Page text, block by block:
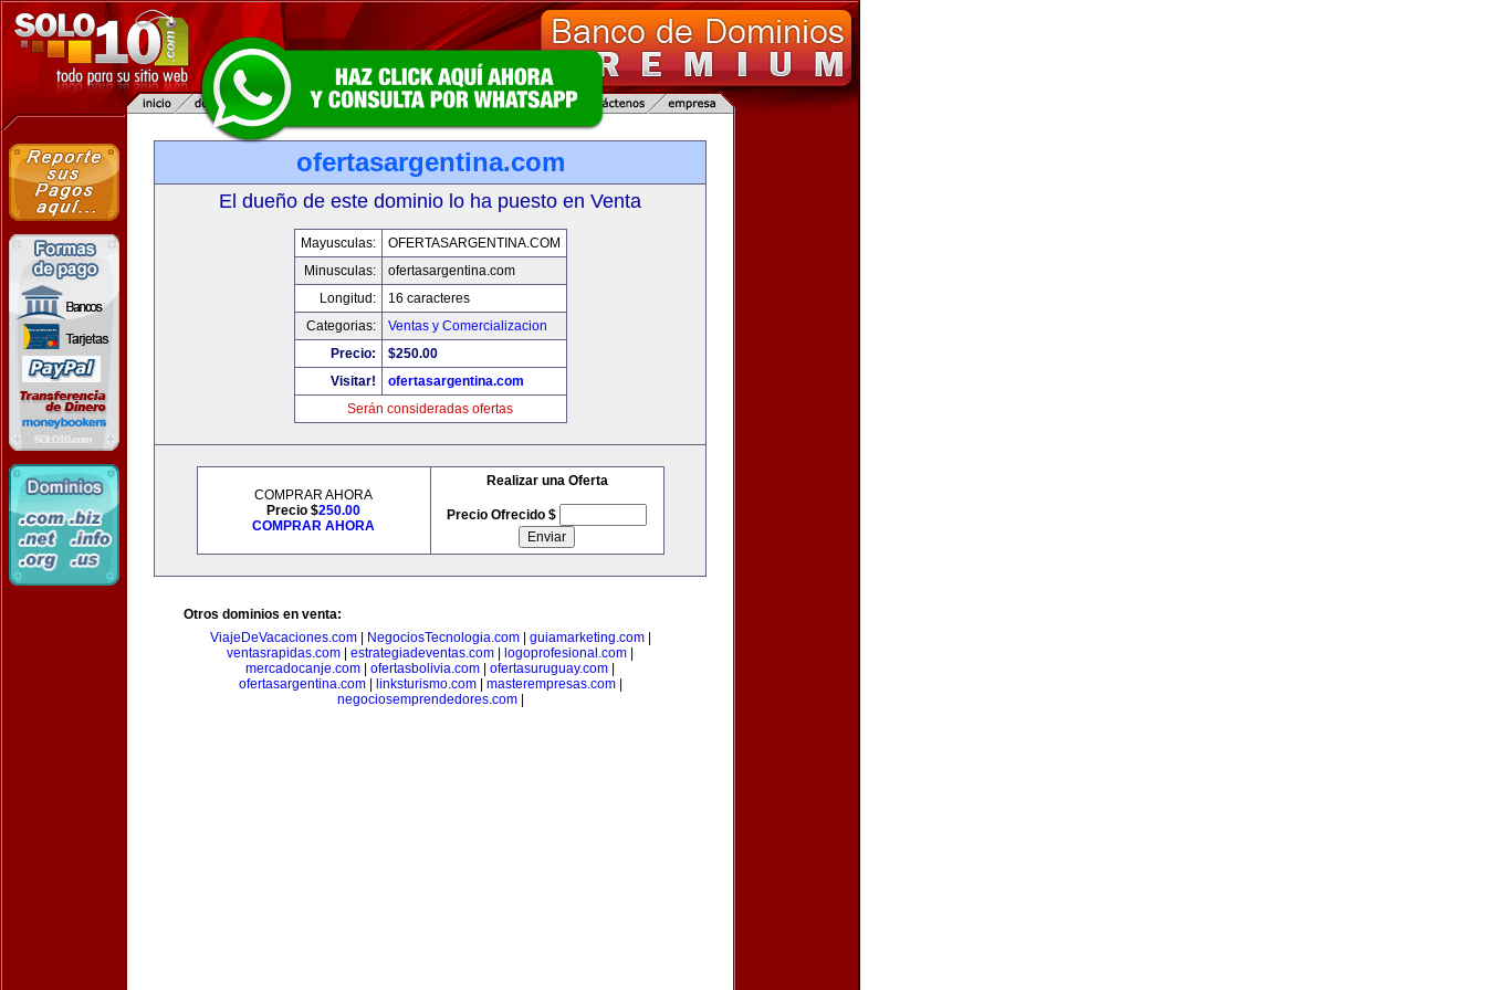
ofertasargentina.com
El dueño de este dominio lo ha puesto en Venta
Mayusculas:
OFERTASARGENTINA.COM
Minusculas:
ofertasargentina.com
Longitud:
16 caracteres
Categorias:
Ventas y Comercializacion
Precio:
$250.00
Visitar!
ofertasargentina.com
Serán consideradas ofertas
COMPRAR AHORA
Precio $250.00
COMPRAR AHORA
Realizar una Oferta
Precio Ofrecido $
Otros dominios en venta:
ViajeDeVacaciones.com| NegociosTecnologia.com| guiamarketing.com|
ventasrapidas.com
estrategiadeventas.com logoprofesional.com
mercadocanje.com
ofertasbolivia.com ofertasuruguay.com
ofertasargentina.com| linksturismo.com| masterempresas.com|
negociosemprendedores.com|